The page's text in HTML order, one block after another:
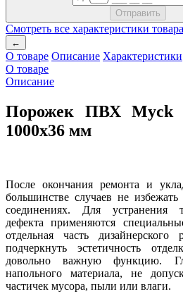
Смотреть все характеристики товара
←
О товаре Описание Характеристики
О товаре
Описание
Порожек ПВХ Myck
1000х36 мм
После окончания ремонта и
большинстве случаев не
соединениях. Для устранения
дефекта применяются
отдельная часть
подчеркнуть эстетичность
довольно важную функцию.
напольного материала, не
частичек мусора, пыли или влаги.